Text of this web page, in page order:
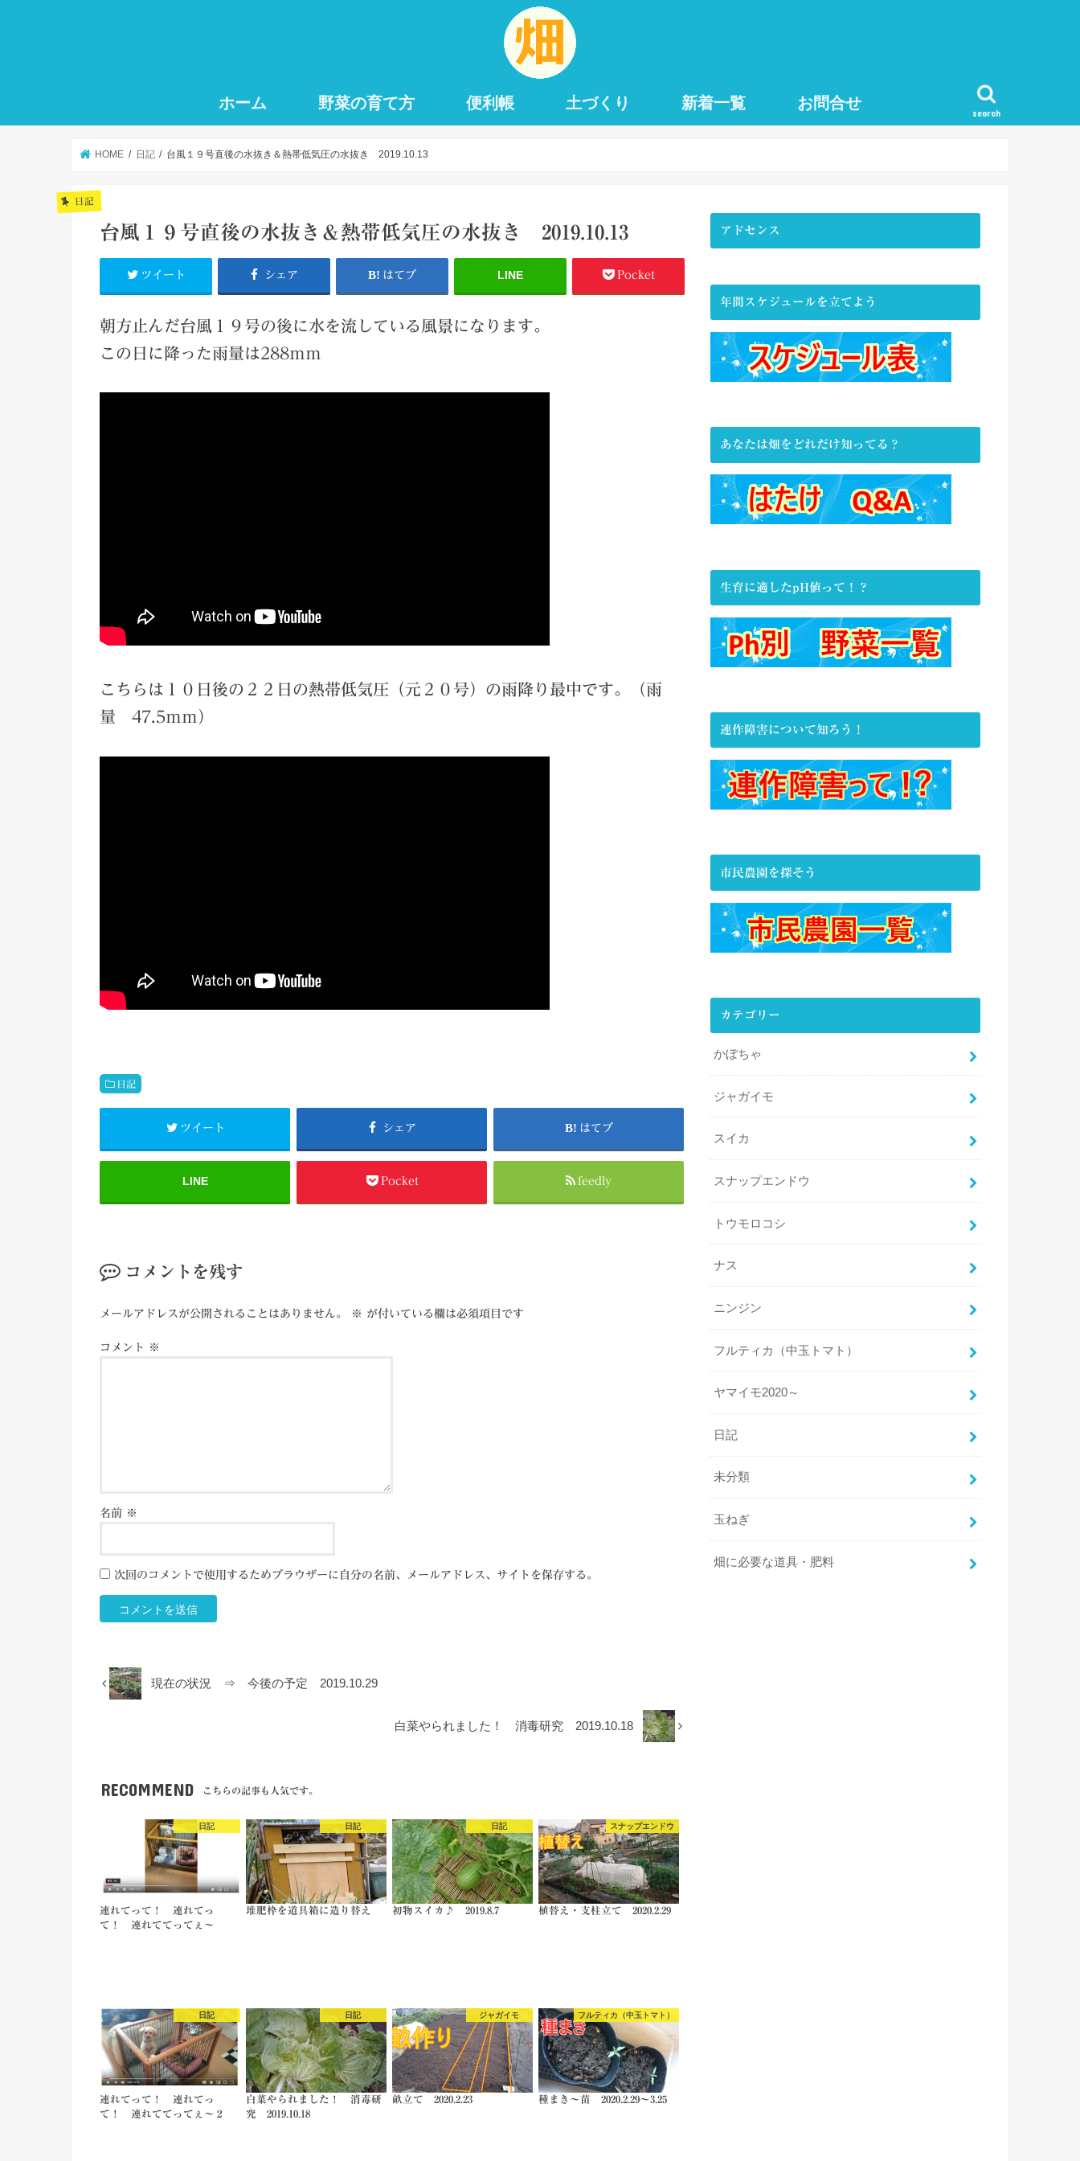
search
ホーム 野菜の育て方 便利帳 土づくり 新着一覧 お問合せ
HOME 日記 台風１９号直後の水抜き＆熱帯低気圧の水抜き 2019.10.13
日記
台風１９号直後の水抜き＆熱帯低気圧の水抜き 2019.10.13
ツイート シェア はてブ LINE Pocket
朝方止んだ台風１９号の後に水を流している風景になります。
この日に降った雨量は288ｍｍ
こちらは１０日後の２２日の熱帯低気圧（元２０号）の雨降り最中です。（雨
量 47.5ｍｍ）
日記
ツイート シェア はてブ
LINE Pocket feedly
コメントを残す
メールアドレスが公開されることはありません。 ※ が付いている欄は必須項目です
コメント ※
名前 ※
次回のコメントで使用するためブラウザーに自分の名前、メールアドレス、サイトを保存する。
現在の状況 ⇒ 今後の予定 2019.10.29
白菜やられました！ 消毒研究 2019.10.18
RECOMMEND こちらの記事も人気です。
日記
連れてって！ 連れてっ
て！ 連れててってぇ～
日記
堆肥枠を道具箱に造り替え
日記
初物スイカ♪ 2019.8.7
スナップエンドウ
植替え・支柱立て 2020.2.29
日記
連れてって！ 連れてっ
て！ 連れててってぇ～２
日記
白菜やられました！ 消毒研
究 2019.10.18
ジャガイモ
畝立て 2020.2.23
フルティカ（中玉トマト）
種まき～苗 2020.2.29～3.25
アドセンス
年間スケジュールを立てよう
あなたは畑をどれだけ知ってる？
生育に適したpH値って！？
連作障害について知ろう！
市民農園を探そう
カテゴリー
かぼちゃ
ジャガイモ
スイカ
スナップエンドウ
トウモロコシ
ナス
ニンジン
フルティカ（中玉トマト）
ヤマイモ2020～
日記
未分類
玉ねぎ
畑に必要な道具・肥料